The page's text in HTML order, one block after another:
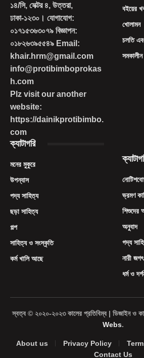
১৪/সি, সেক্টর ৪, উত্তরা,
ঢাকা-১২৩০। যোগাযোগ:
০১৭১৫৩৬৩০৭৯ বিজ্ঞাপন:
০১৮২৬৩৯৫৫৪৯ Email:
khair.hrm@gmail.com
info@protibimboprokas
h.com
Plz visit our another
website:
https://dainikprotibimbo.
com
বইয়ের
খোলামন
চলতি
সমকালীন
ক্যাটাগরি
মনের মুকুরে
উপন্যাস
পদ্য সাহিত্য
ছড়া সাহিত্য
গল্প
সাহিত্য ও সংস্কৃতি
কর্ম খালি আছে
ভ্রমণ
শিশুদের
অনুবাদ
গদ্য
নারী জগৎ
ধর্ম ও
স্বত্ব © ২০২০-২০২৩ কালের প্রতিবিম্ব | ডিজাইন ও
Webs.
About us Privacy Policy
Contact Us